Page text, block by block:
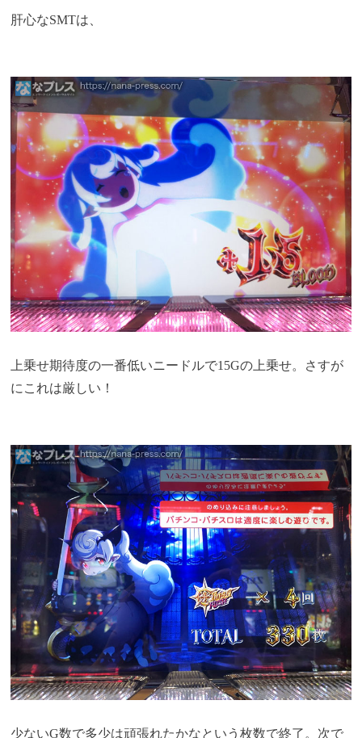
肝心なSMTは、
上乗せ期待度の一番低いニードルで15Gの上乗せ。さすが
にこれは厳しい！
少ないG数で多少は頑張れたかなという枚数で終了。次で